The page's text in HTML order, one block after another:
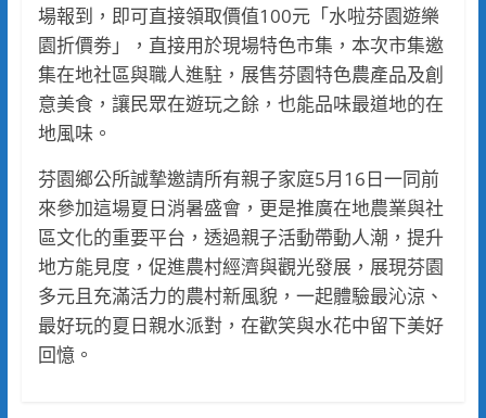
場報到，即可直接領取價值100元「水啦芬園遊樂
園折價劵」，直接用於現場特色市集，本次市集邀
集在地社區與職人進駐，展售芬園特色農產品及創
意美食，讓民眾在遊玩之餘，也能品味最道地的在
地風味。
芬園鄉公所誠摯邀請所有親子家庭5月16日一同前
來參加這場夏日消暑盛會，更是推廣在地農業與社
區文化的重要平台，透過親子活動帶動人潮，提升
地方能見度，促進農村經濟與觀光發展，展現芬園
多元且充滿活力的農村新風貌，一起體驗最沁涼、
最好玩的夏日親水派對，在歡笑與水花中留下美好
回憶。